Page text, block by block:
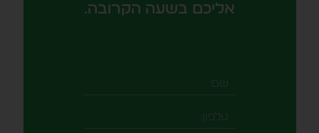
אליכם בשעה הקרובה.
שם
טלפון